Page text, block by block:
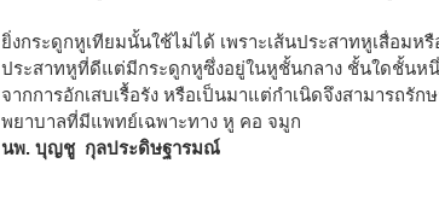
ยิ่งกระดูกหูเทียมนั้นใช้ไม่ได้ เพราะเส้นประสาทหูเสื่อม
ประสาทหูที่ดีแต่มีกระดูกหูซึ่งอยู่ในหูชั้นกลาง ชั้นใดชั้นห
จากการอักเสบเรื้อรัง หรือเป็นมาแต่กำเนิดจึงสามารถรั
พยาบาลที่มีแพทย์เฉพาะทาง หู คอ จมูก
นพ. บุญชู กุลประดิษฐารมณ์